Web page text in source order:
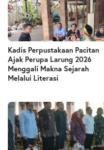
Kadis Perpustakaan Pacitan
Ajak Perupa Larung 2026
Menggali Makna Sejarah
Melalui Literasi